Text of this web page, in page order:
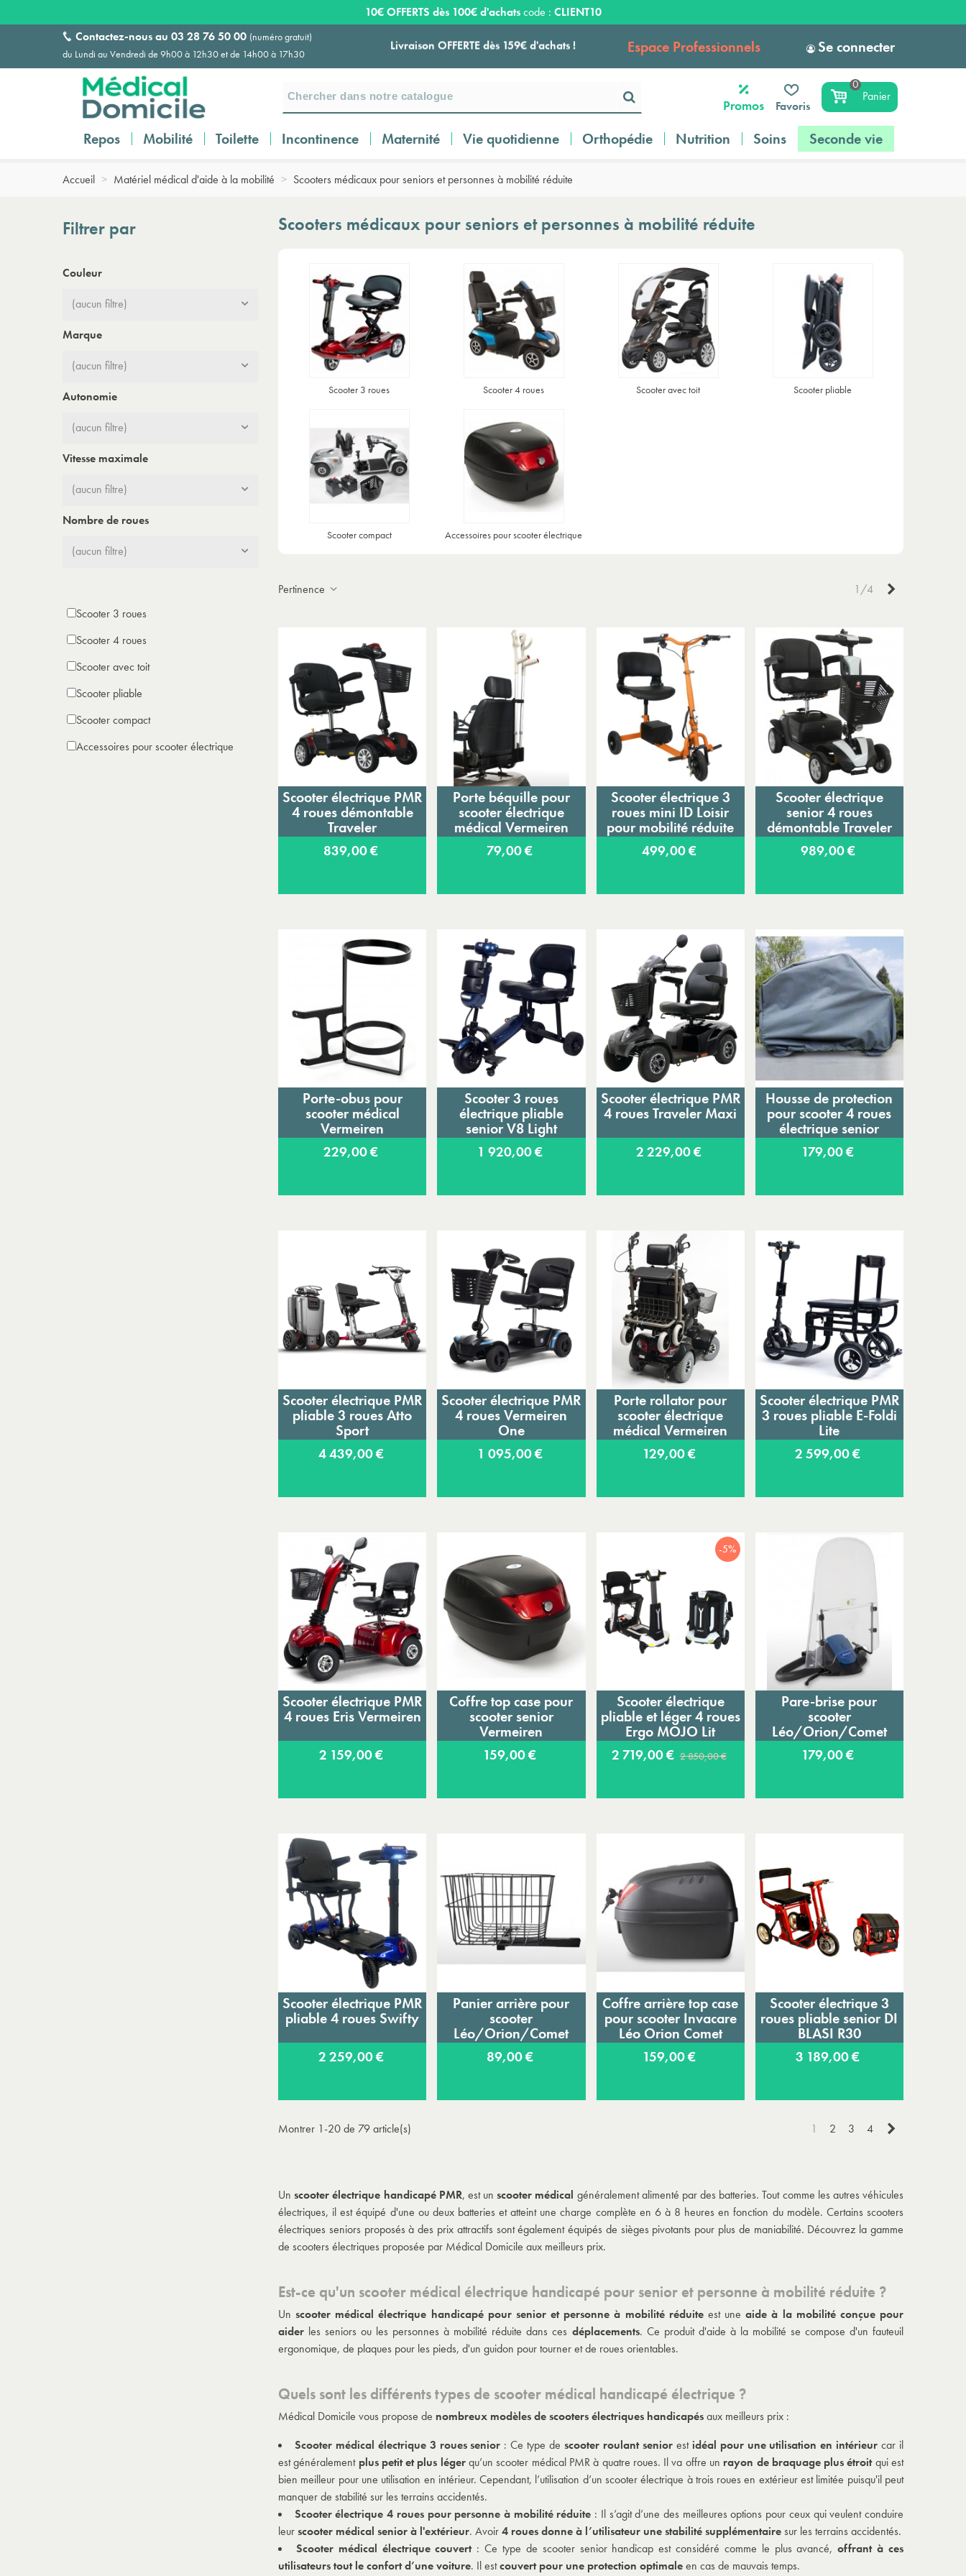
Livraison OFFERTE dès 159€ d'achats !
Payez en 3 ou 4 fois SANS FRAIS à partir de
100€
100
Expédition sous 24 à 48 heures ouvrées*
10€ OFFERTS dès 100€ d'achatscode : CLIENT10
Contactez-nous au 03 28 76 50 00 (numéro gratuit)
du Lundi au Vendredi de 9h00 à 12h30 et de 14h00 à 17h30
Espace Professionnels Se connecter
Promos Favoris
0
Panier
Repos Mobilité Toilette Incontinence Maternité Vie quotidienne Orthopédie Nutrition Soins Seconde vie
Accueil > Matériel médical d'aide à la mobilité > Scooters médicaux pour seniors et personnes à mobilité réduite
Filtrer par
Couleur
(aucun filtre)
Marque
(aucun filtre)
Autonomie
(aucun filtre)
Vitesse maximale
(aucun filtre)
Nombre de roues
(aucun filtre)
Scooter 3 roues
Scooter 4 roues
Scooter avec toit
Scooter pliable
Scooter compact
Accessoires pour scooter électrique
Scooters médicaux pour seniors et personnes à mobilité réduite
Scooter 3 roues Scooter 4 roues Scooter avec toit Scooter pliable
Scooter compact Accessoires pour scooter électrique
Pertinence 1/4
Ajouter au panier
Scooter électrique PMR
4 roues démontable
Traveler
839,00 €
Ajouter au panier
Porte béquille pour
scooter électrique
médical Vermeiren
79,00 €
Ajouter au panier
Scooter électrique 3
roues mini ID Loisir
pour mobilité réduite
499,00 €
Ajouter au panier
Scooter électrique
senior 4 roues
démontable Traveler
Plus
989,00 €
Ajouter au panier
Porte-obus pour
scooter médical
Vermeiren
229,00 €
Ajouter au panier
Scooter 3 roues
électrique pliable
senior V8 Light
1 920,00 €
Ajouter au panier
Scooter électrique PMR
4 roues Traveler Maxi
2 229,00 €
Ajouter au panier
Housse de protection
pour scooter 4 roues
électrique senior
Vermeiren
179,00 €
Ajouter au panier
Scooter électrique PMR
pliable 3 roues Atto
Sport
4 439,00 €
Ajouter au panier
Scooter électrique PMR
4 roues Vermeiren
One
1 095,00 €
Ajouter au panier
Porte rollator pour
scooter électrique
médical Vermeiren
129,00 €
Ajouter au panier
Scooter électrique PMR
3 roues pliable E-Foldi
Lite
2 599,00 €
Ajouter au panier
Scooter électrique PMR
4 roues Eris Vermeiren
2 159,00 €
Ajouter au panier
Coffre top case pour
scooter senior
Vermeiren
159,00 €
-5%
Ajouter au panier
Scooter électrique
pliable et léger 4 roues
Ergo MOJO Lit
2 719,00 € 2 850,00 €
Ajouter au panier
Pare-brise pour
scooter
Léo/Orion/Comet
179,00 €
Ajouter au panier
Scooter électrique PMR
pliable 4 roues Swifty
2 259,00 €
Ajouter au panier
Panier arrière pour
scooter
Léo/Orion/Comet
89,00 €
Ajouter au panier
Coffre arrière top case
pour scooter Invacare
Léo Orion Comet
159,00 €
Ajouter au panier
Scooter électrique 3
roues pliable senior DI
BLASI R30
3 189,00 €
Montrer 1-20 de 79 article(s) 1 2 3 4
Un scooter électrique handicapé PMR, est un scooter médical généralement alimenté par des batteries. Tout comme les autres véhicules
électriques, il est équipé d'une ou deux batteries et atteint une charge complète en 6 à 8 heures en fonction du modèle. Certains scooters
électriques seniors proposés à des prix attractifs sont également équipés de sièges pivotants pour plus de maniabilité. Découvrez la gamme
de scooters électriques proposée par Médical Domicile aux meilleurs prix.
Est-ce qu'un scooter médical électrique handicapé pour senior et personne à mobilité réduite ?
Un scooter médical électrique handicapé pour senior et personne à mobilité réduiteest uneaide à la mobilité conçue pour
aider les seniors ou les personnes à mobilité réduite dans ces déplacements. Ce produit d'aide à la mobilité se compose d'un fauteuil
ergonomique, de plaques pour les pieds, d'un guidon pour tourner et de roues orientables.
Quels sont les différents types de scooter médical handicapé électrique ?
Médical Domicile vous propose de nombreux modèles de scooters électriques handicapésaux meilleurs prix :
Scooter médical électrique 3 roues senior : Ce type de scooter roulant seniorest idéal pour une utilisation en intérieur car il
est généralement plus petit et plus légerqu’un scooter médical PMR à quatre roues. Il va offre un rayon de braquage plus étroitqui est
bien meilleur pour une utilisation en intérieur. Cependant, l’utilisation d’un scooter électrique à trois roues en extérieur est limitée puisqu'il peut
manquer de stabilité sur les terrains accidentés.
Scooter électrique 4 roues pour personne à mobilité réduite : Il s’agit d’une des meilleures options pour ceux qui veulent conduire
leur scooter médical senior à l'extérieur. Avoir4 roues donne à l’utilisateur une stabilité supplémentairesur les terrains accidentés.
Scooter médical électrique couvert : Ce type de scooter senior handicap est considéré comme le plus avancé,offrant à ces
utilisateurs tout le confort d’une voiture. Il estcouvert pour une protection optimaleen cas de mauvais temps.